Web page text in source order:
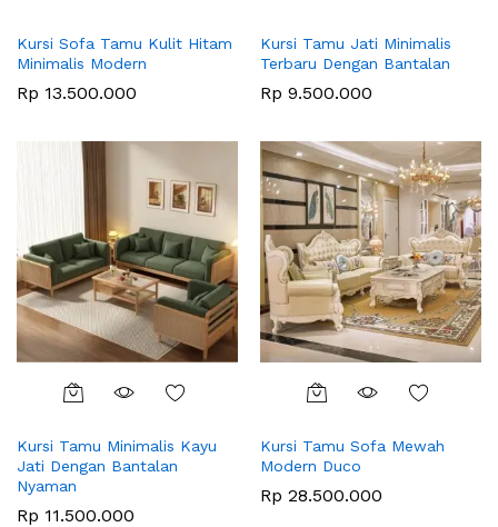
Kursi Sofa Tamu Kulit Hitam
Minimalis Modern
Rp 13.500.000
Kursi Tamu Jati Minimalis
Terbaru Dengan Bantalan
Rp 9.500.000
Kursi Tamu Minimalis Kayu
Jati Dengan Bantalan
Nyaman
Rp 11.500.000
Kursi Tamu Sofa Mewah
Modern Duco
Rp 28.500.000